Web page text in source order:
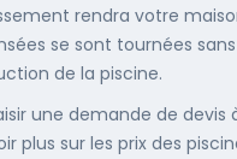
rendra votre
se sont tournées
de la piscine.
une demande de
plus sur les prix des